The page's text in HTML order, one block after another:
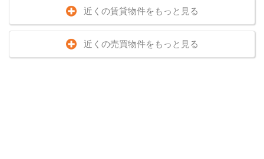
近くの賃貸物件をもっと見る
近くの売買物件をもっと見る